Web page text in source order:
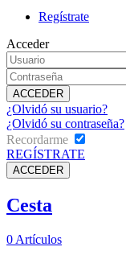
Regístrate
Acceder
¿Olvidó su usuario?
¿Olvidó su contraseña?
Recordarme
REGÍSTRATE
Cesta
0 Artículos